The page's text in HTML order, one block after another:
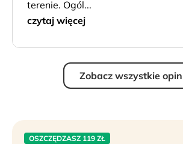
terenie. Ogól...
czytaj więcej
Zobacz wszystkie
OSZCZĘDZASZ 119 ZŁ